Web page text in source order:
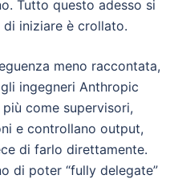
Tutto questo adesso si
iniziare è crollato.
meno raccontata,
ingegneri Anthropic
come supervisori,
e controllano output,
di farlo direttamente.
di poter “fully delegate”